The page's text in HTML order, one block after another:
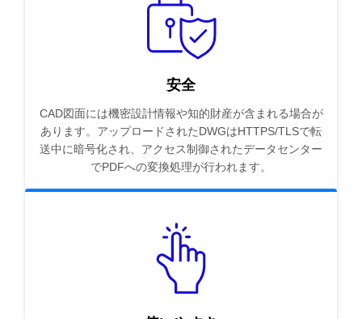
安全
CAD図面には機密設計情報や知的財産が含まれる場合が
あります。アップロードされたDWGはHTTPS/TLSで転
送中に暗号化され、アクセス制御されたデータセンター
でPDFへの変換処理が行われます。